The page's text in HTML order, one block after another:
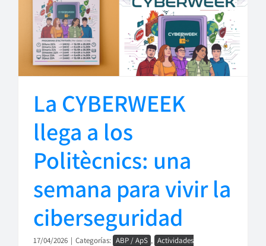
La CYBERWEEK
llega a los
Politècnics: una
semana para vivir la
ciberseguridad
17/04/2026 | Categorías: ABP / ApS , Actividades